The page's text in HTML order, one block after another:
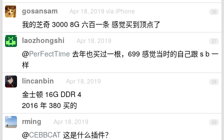
36
gosansam Apr 18, 2019 via iPhone
我的芝奇 3000 8G 六百一条 感觉买到顶点了
37
laozhongshi Apr 18, 2019
@PerFectTime 去年也买过一根，699 感觉当时的自己跟 s b 一
样
38
lincanbin Apr 18, 2019
金士顿 16G DDR 4
2016 年 380 买的
39
rming Apr 18, 2019
@CEBBCAT 这是什么插件？